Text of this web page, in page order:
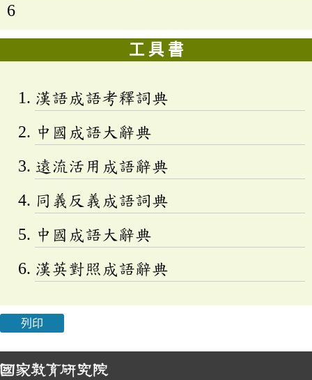
6
工 具 書
漢語成語考釋詞典
中國成語大辭典
遠流活用成語辭典
同義反義成語詞典
中國成語大辭典
漢英對照成語辭典
列印